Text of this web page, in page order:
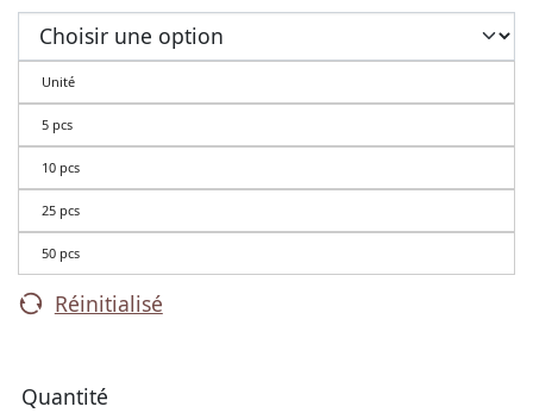
Unité
5 pcs
10 pcs
25 pcs
50 pcs
Réinitialisé
Quantité